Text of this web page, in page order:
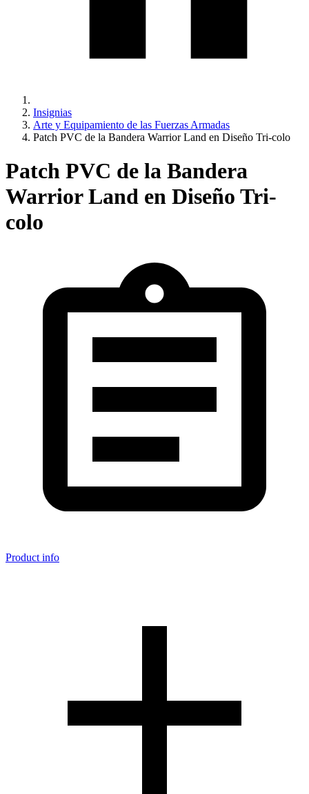
Insignias
Arte y Equipamiento de las Fuerzas Armadas
Patch PVC de la Bandera Warrior Land en Diseño Tri-colo
Patch PVC de la Bandera
Warrior Land en Diseño Tri-
colo
Product info